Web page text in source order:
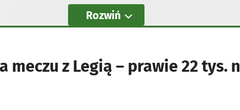
Rozwiń
meczu z Legią – prawie 22 tys.